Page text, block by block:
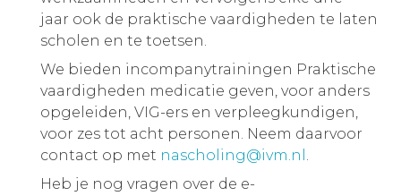
jaar ook de praktische vaardigheden te laten
scholen en te toetsen.
We bieden incompanytrainingen Praktische
vaardigheden medicatie geven, voor anders
opgeleiden, VIG-ers en verpleegkundigen,
voor zes tot acht personen. Neem daarvoor
contact op met nascholing@ivm.nl .
Heb je nog vragen over de e-